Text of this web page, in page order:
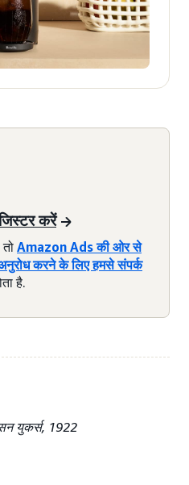
करें
Amazon Ads की ओर से
करने के लिए हमसे संपर्क
है.
युकर्स, 1922